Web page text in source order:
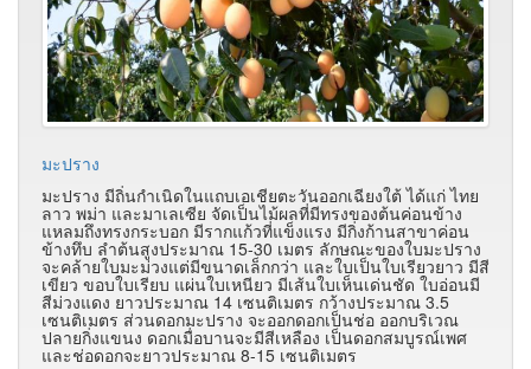
มะปราง
มะปราง มีถิ่นกำเนิดในแถบเอเชียตะวันออกเฉียงใต้ ได้แก่ ไทย
ลาว พม่า และมาเลเซีย จัดเป็นไม้ผลที่มีทรงของต้นค่อนข้าง
แหลมถึงทรงกระบอก มีรากแก้วที่แข็งแรง มีกิ่งก้านสาขาค่อน
ข้างทึบ ลำต้นสูงประมาณ 15-30 เมตร ลักษณะของใบมะปราง
จะคล้ายใบมะม่วงแต่มีขนาดเล็กกว่า และใบเป็นใบเรียวยาว มีสี
เขียว ขอบใบเรียบ แผ่นใบเหนียว มีเส้นใบเห็นเด่นชัด ใบอ่อนมี
สีม่วงแดง ยาวประมาณ 14 เซนติเมตร กว้างประมาณ 3.5
เซนติเมตร ส่วนดอกมะปราง จะออกดอกเป็นช่อ ออกบริเวณ
ปลายกิ่งแขนง ดอกเมื่อบานจะมีสีเหลือง เป็นดอกสมบูรณ์เพศ
และช่อดอกจะยาวประมาณ 8-15 เซนติเมตร